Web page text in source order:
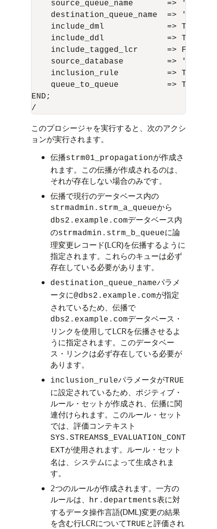
source_queue_name       =>
destination_queue_name  =>
include_dml             => TRUE,
include_ddl             => TRUE,
include_tagged_lcr      => FALSE,
source_database         =>
    inclusion_rule          => TRUE,
    queue_to_queue          => TRUE);
END;
このプロシージャを実行すると、次のアクシ
ョンが実行されます。
伝播strm01_propagationが作成さ
れます。この伝播が作成されるのは、
それが存在しない場合のみです。
伝播で現行のデータベース内の
strmadmin.strm_a_queueから
dbs2.example.comデータベース内
のstrmadmin.strm_b_queueに論
理変更レコード(LCR)を伝播するように
指定されます。これらのキューは必ず
存在している必要があります。
destination_queue_nameパラメ
ータに@dbs2.example.comが指定
されているため、伝播で
dbs2.example.comデータベース・
リンクを使用してLCRを伝播させるよ
うに指定されます。このデータベー
ス・リンクは必ず存在している必要が
あります。
inclusion_ruleパラメータがTRUE
に設定されているため、ポジティブ・
ルール・セットが作成され、伝播に関
連付けられます。このルール・セット
では、評価コンテキスト
SYS.STREAMS$_EVALUATION_CONT
EXTが使用されます。ルール・セット
名は、システムによって生成されま
す。
2つのルールが作成されます。一方の
ルールは、
hr.departments表に対
するデータ操作言語(DML)変更の結果
を含む行LCRについてTRUEと評価され